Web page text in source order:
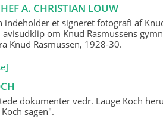
A. CHRISTIAN LOUW
indeholder et signeret fotografi af
avisudklip om Knud Rasmussens
Knud Rasmussen, 1928-30.
dokumenter vedr. Lauge Koch
sagen".